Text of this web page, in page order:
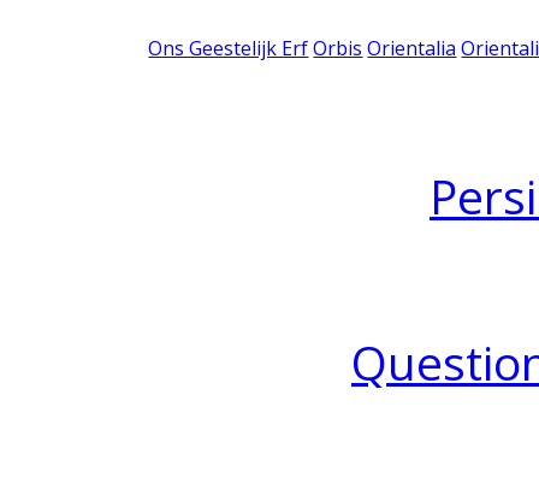
Ons Geestelijk Erf Orbis Orientalia